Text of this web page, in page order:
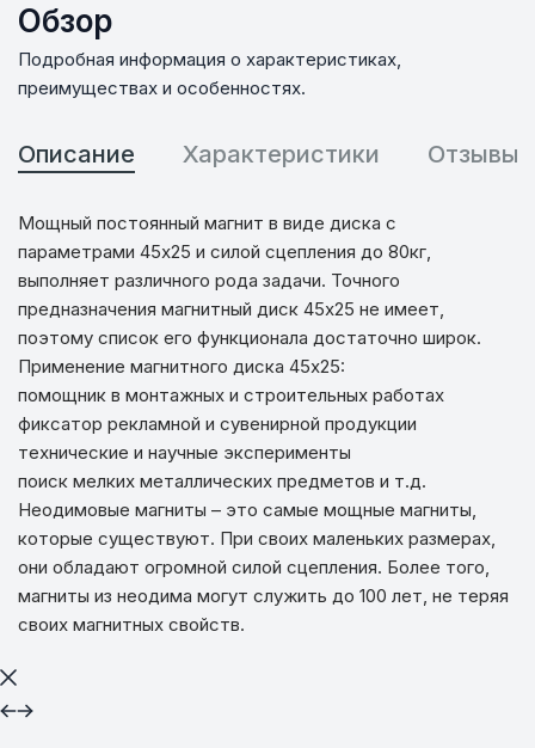
Обзор
Подробная информация о характеристиках,
преимуществах и особенностях.
Описание Характеристики Отзывы
Мощный постоянный магнит в виде диска с
параметрами 45х25 и силой сцепления до 80кг,
выполняет различного рода задачи. Точного
предназначения магнитный диск 45х25 не имеет,
поэтому список его функционала достаточно широк.
Применение магнитного диска 45х25:
помощник в монтажных и строительных работах
фиксатор рекламной и сувенирной продукции
технические и научные эксперименты
поиск мелких металлических предметов и т.д.
Неодимовые магниты – это самые мощные магниты,
которые существуют. При своих маленьких размерах,
они обладают огромной силой сцепления. Более того,
магниты из неодима могут служить до 100 лет, не теряя
своих магнитных свойств.